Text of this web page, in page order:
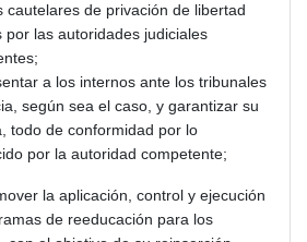
cautelares de privación de libertad
por las autoridades judiciales
a los internos ante los tribunales
según sea el caso, y garantizar su
todo de conformidad por lo
por la autoridad competente;
la aplicación, control y ejecución
de reeducación para los